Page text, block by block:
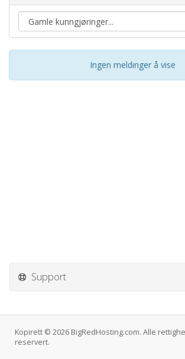
Ingen meldinger å vise
Support
Kopirett © 2026 BigRedHosting.com. Alle
reservert.